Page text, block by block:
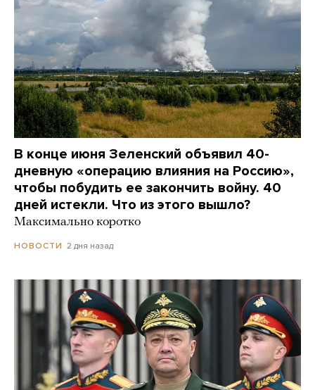
В конце июня Зеленский объявил 40-
дневную «операцию влияния на Россию»,
чтобы побудить ее закончить войну. 40
дней истекли. Что из этого вышло?
Максимально коротко
НОВОСТИ 2 дня назад